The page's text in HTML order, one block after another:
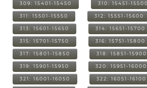
309: 15401-15450 310: 15451-15500
311: 15501-15550 312: 15551-15600
313: 15601-15650 314: 15651-15700
315: 15701-15750 316: 15751-15800
317: 15801-15850 318: 15851-15900
319: 15901-15950 320: 15951-16000
321: 16001-16050 322: 16051-16100